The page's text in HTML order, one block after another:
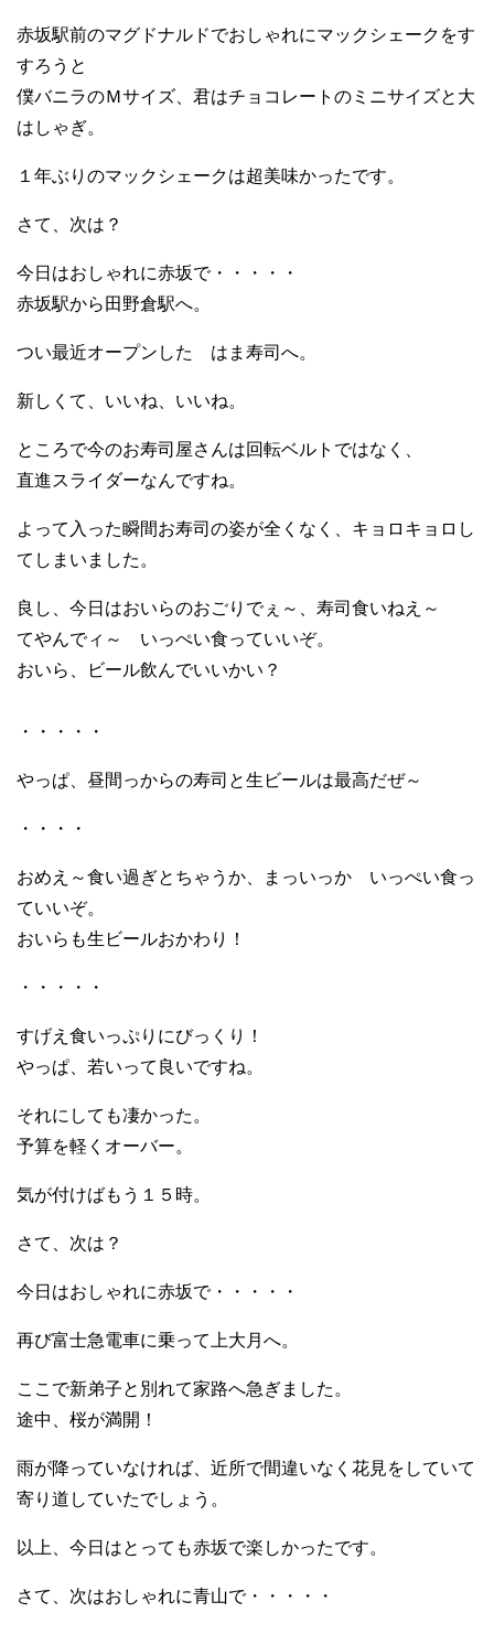
赤坂駅前のマグドナルドでおしゃれにマックシェークをす
すろうと
僕バニラのＭサイズ、君はチョコレートのミニサイズと大
はしゃぎ。
１年ぶりのマックシェークは超美味かったです。
さて、次は？
今日はおしゃれに赤坂で・・・・・
赤坂駅から田野倉駅へ。
つい最近オープンした はま寿司へ。
新しくて、いいね、いいね。
ところで今のお寿司屋さんは回転ベルトではなく、
直進スライダーなんですね。
よって入った瞬間お寿司の姿が全くなく、キョロキョロし
てしまいました。
良し、今日はおいらのおごりでぇ～、寿司食いねえ～
てやんでィ～ いっぺい食っていいぞ。
おいら、ビール飲んでいいかい？
・・・・・
やっぱ、昼間っからの寿司と生ビールは最高だぜ～
・・・・
おめえ～食い過ぎとちゃうか、まっいっか いっぺい食っ
ていいぞ。
おいらも生ビールおかわり！
・・・・・
すげえ食いっぷりにびっくり！
やっぱ、若いって良いですね。
それにしても凄かった。
予算を軽くオーバー。
気が付けばもう１５時。
さて、次は？
今日はおしゃれに赤坂で・・・・・
再び富士急電車に乗って上大月へ。
ここで新弟子と別れて家路へ急ぎました。
途中、桜が満開！
雨が降っていなければ、近所で間違いなく花見をしていて
寄り道していたでしょう。
以上、今日はとっても赤坂で楽しかったです。
さて、次はおしゃれに青山で・・・・・